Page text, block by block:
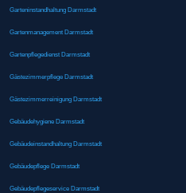
Garteninstandhaltung Darmstadt
Gartenmanagement Darmstadt
Gartenpflegedienst Darmstadt
Gästezimmerpflege Darmstadt
Gästezimmerreinigung Darmstadt
Gebäudehygiene Darmstadt
Gebäudeinstandhaltung Darmstadt
Gebäudepflege Darmstadt
Gebäudepflegeservice Darmstadt